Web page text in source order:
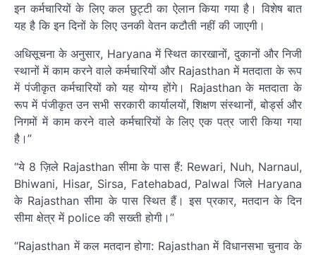
इन कर्मचारियों के लिए कल छुट्टी का ऐलान किया गया है। विशेष बात
यह है कि इन दिनों के लिए उनकी वेतन कटौती नहीं की जाएगी।
अधिसूचना के अनुसार, Haryana में स्थित कारखानों, दुकानों और निजी
स्थानों में काम करने वाले कर्मचारियों और Rajasthan में मतदाता के रूप
में पंजीकृत कर्मचारियों को यह योग्य होंगे। Rajasthan के मतदाता के
रूप में पंजीकृत उन सभी सरकारी कार्यालयों, शिक्षण संस्थानों, बोर्ड्स और
निगमों में काम करने वाले कर्मचारियों के लिए एक पत्र जारी किया गया
है।”
“ये 8 ज़िले Rajasthan सीमा के पास हैं: Rewari, Nuh, Narnaul,
Bhiwani, Hisar, Sirsa, Fatehabad, Palwal जिले Haryana
के Rajasthan सीमा के पास स्थित हैं। इस प्रकार, मतदान के दिन
सीमा क्षेत्र में police की सख्ती होगी।”
“Rajasthan में कल मतदान होगा: Rajasthan में विधानसभा चुनाव के